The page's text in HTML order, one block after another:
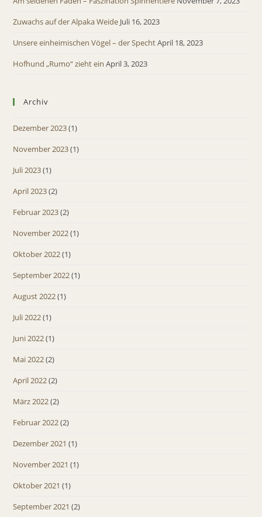
Zuwachs auf der Alpaka Weide Juli 16, 2023
Unsere einheimischen Vögel – der SpechtApril 18, 2023
Hofhund „Rumo“ zieht ein April 3, 2023
Archiv
Dezember 2023(1)
November 2023(1)
Juli 2023(1)
April 2023(2)
Februar 2023(2)
November 2022(1)
Oktober 2022(1)
September 2022(1)
August 2022(1)
Juli 2022(1)
Juni 2022(1)
Mai 2022(2)
April 2022(2)
März 2022(2)
Februar 2022(2)
Dezember 2021 (1)
November 2021 (1)
Oktober 2021 (1)
September 2021 (2)